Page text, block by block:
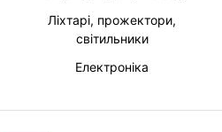
Ліхтарі, прожектори,
світильники
Електроніка